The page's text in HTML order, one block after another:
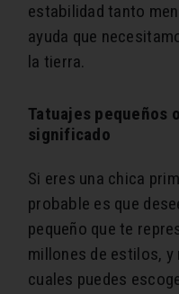
estabilidad tanto
ayuda que
la tierra.
Tatuajes pequeños
significado
Si eres una chica
probable es que
pequeño que te
millones de estilos,
cuales puedes